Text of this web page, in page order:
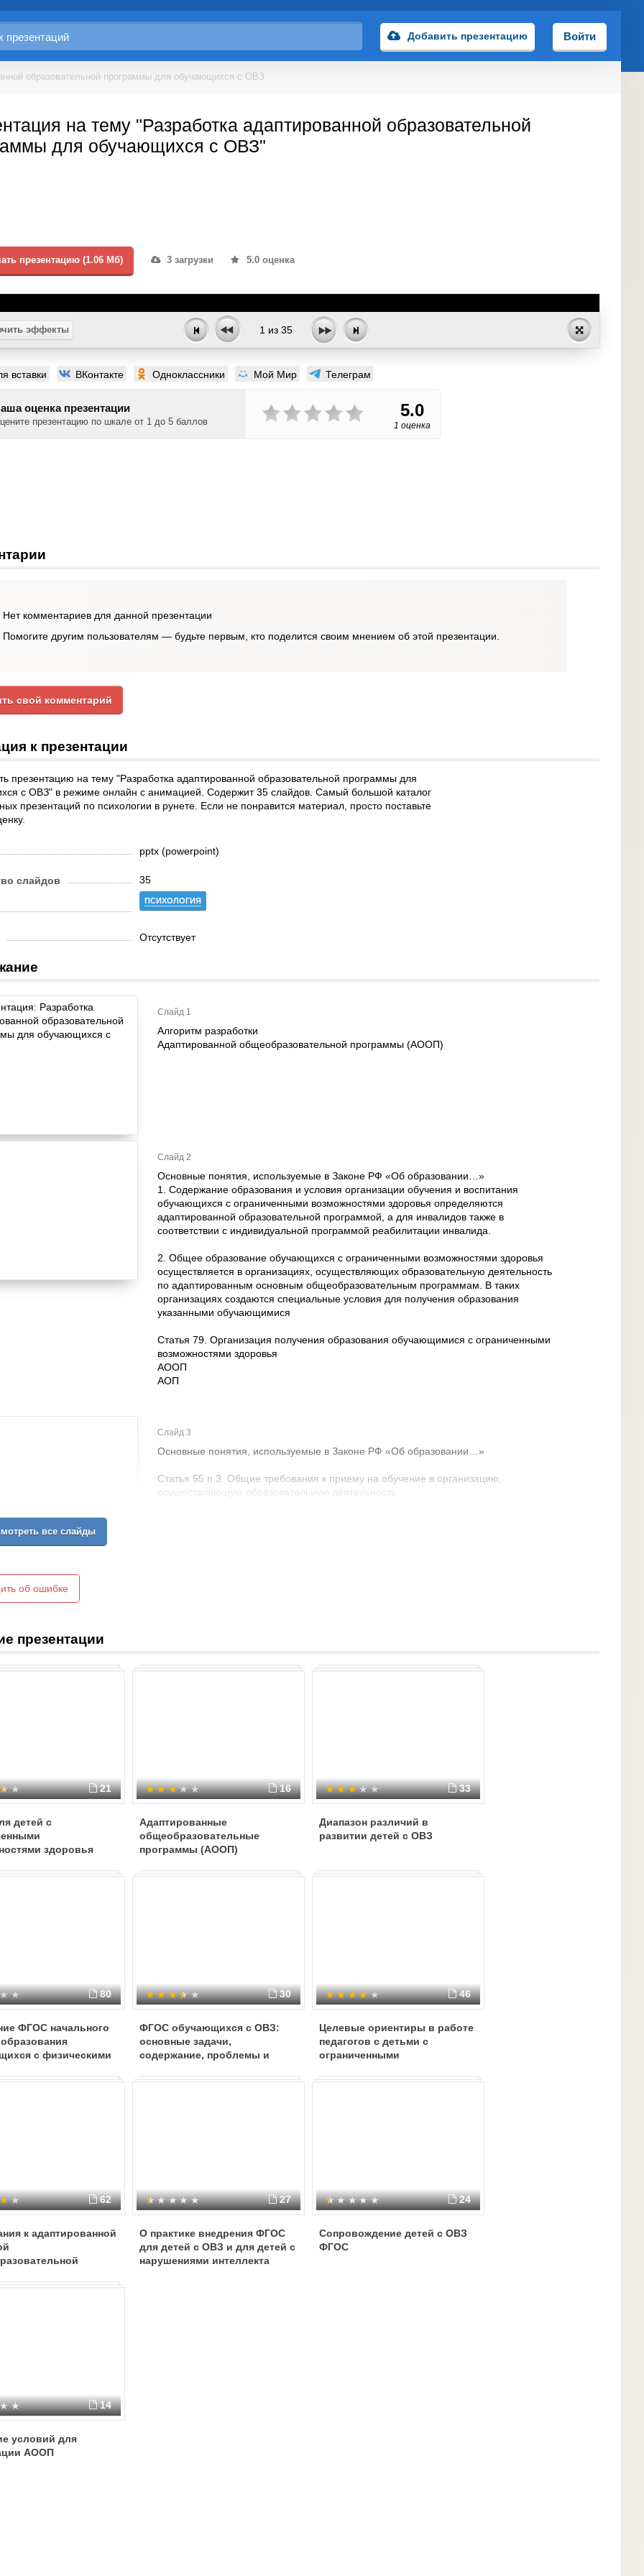
Добавить презентацию Войти
образовательной программы для обучающихся с ОВЗ
на тему "Разработка адаптированной образовательной
для обучающихся с ОВЗ"
презентацию (1.06 Мб) 3 загрузки 5.0 оценка
эффекты 1 из 35
вставки ВКонтакте Одноклассники Мой Мир Телеграм
оценка презентации
презентацию по шкале от 1 до 5 баллов
5.0
1 оценка
Нет комментариев для данной презентации
Помогите другим пользователям — будьте первым, кто поделится своим мнением об этой презентации.
свой комментарий
к презентации
презентацию на тему "Разработка адаптированной образовательной программы для
с ОВЗ" в режиме онлайн с анимацией. Содержит 35 слайдов. Самый большой каталог
презентаций по психологии в рунете. Если не понравится материал, просто поставьте
pptx (powerpoint)
слайдов 35
ПСИХОЛОГИЯ
Отсутствует
Слайд 1
Алгоритм разработки
Адаптированной общеобразовательной программы (АООП)
Слайд 2
Основные понятия, используемые в Законе РФ «Об образовании…»
1. Содержание образования и условия организации обучения и воспитания
обучающихся с ограниченными возможностями здоровья определяются
адаптированной образовательной программой, а для инвалидов также в
соответствии с индивидуальной программой реабилитации инвалида.
2. Общее образование обучающихся с ограниченными возможностями здоровья
осуществляется в организациях, осуществляющих образовательную деятельность
по адаптированным основным общеобразовательным программам. В таких
организациях создаются специальные условия для получения образования
указанными обучающимися
Статья 79. Организация получения образования обучающимися с ограниченными
возможностями здоровья
АООП
АОП
Слайд 3
Основные понятия, используемые в Законе РФ «Об образовании…»
Статья 55 п.3. Общие требования к приему на обучение в организацию,
осуществляющую образовательную деятельность
мн. др.).
все слайды
об ошибке
презентации
21
детей с
здоровья
16
Адаптированные
общеобразовательные
программы (АООП)
33
Диапазон различий в
развитии детей с ОВЗ
80
ФГОС начального
с физическими
30
ФГОС обучающихся с ОВЗ:
основные задачи,
содержание, проблемы и
46
Целевые ориентиры в работе
педагогов с детьми с
ограниченными
62
к адаптированной
27
О практике внедрения ФГОС
для детей с ОВЗ и для детей с
нарушениями интеллекта
24
Сопровождение детей с ОВЗ
ФГОС
14
условий для
АООП